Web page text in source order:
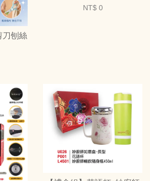
刀刨絲
NT$ 0